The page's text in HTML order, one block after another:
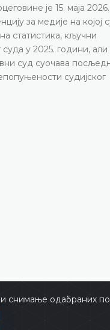
одабраних
за медије